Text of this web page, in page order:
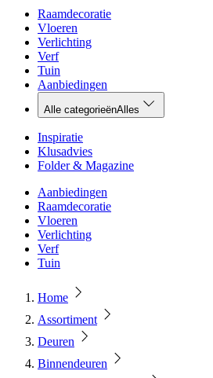
Raamdecoratie
Vloeren
Verlichting
Verf
Tuin
Aanbiedingen
Alle categorieënAlles
Inspiratie
Klusadvies
Folder & Magazine
Aanbiedingen
Raamdecoratie
Vloeren
Verlichting
Verf
Tuin
Home
Assortiment
Deuren
Binnendeuren